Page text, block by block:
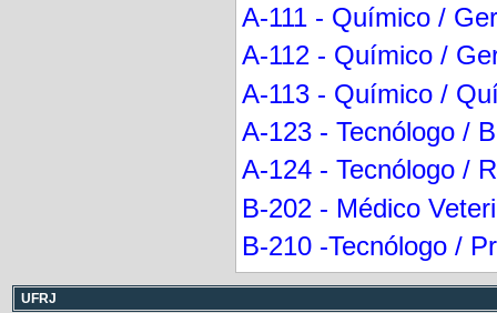
A-111 - Químico /
A-112 - Químico /
A-113 - Químico /
A-123 - Tecnólogo /
A-124 - Tecnólogo /
B-202 - Médico
B-210 -Tecnólogo /
UFRJ